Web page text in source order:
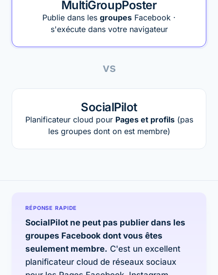
MultiGroupPoster
Publie dans les groupes Facebook ·
s'exécute dans votre navigateur
vs
SocialPilot
Planificateur cloud pour Pages et profils(pas
les groupes dont on est membre)
RÉPONSE RAPIDE
SocialPilot ne peut pas publier dans les
groupes Facebook dont vous êtes
seulement membre. C'est un excellent
planificateur cloud de réseaux sociaux